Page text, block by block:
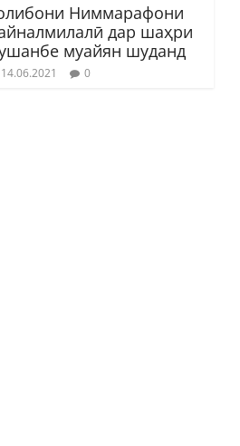
Ниммарафони
дар шаҳри
муайян шуданд
14.06.2021 0